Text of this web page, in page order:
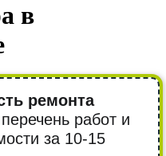
в
ремонта
работ и
за 10-15